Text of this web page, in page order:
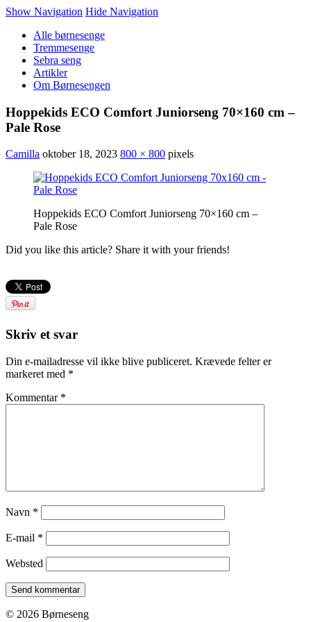
Show Navigation Hide Navigation
Alle børnesenge
Tremmesenge
Sebra seng
Artikler
Om Børnesengen
Hoppekids ECO Comfort Juniorseng 70×160 cm –
Pale Rose
Camilla oktober 18, 2023 800 × 800 pixels
Hoppekids ECO Comfort Juniorseng 70×160 cm –
Pale Rose
Did you like this article? Share it with your friends!
Skriv et svar
Din e-mailadresse vil ikke blive publiceret. Krævede felter er
markeret med *
Kommentar *
Navn *
E-mail *
Websted
© 2026 Børneseng